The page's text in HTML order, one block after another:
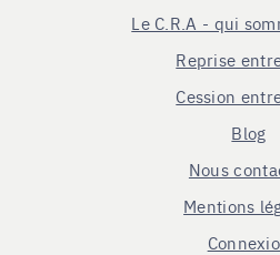
Le C.R.A - qui
Reprise
Cession
Blog
Nous
Mentions